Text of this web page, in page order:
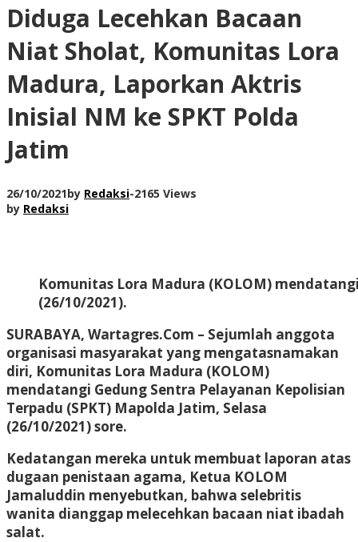
Diduga Lecehkan Bacaan
Niat Sholat, Komunitas Lora
Madura, Laporkan Aktris
Inisial NM ke SPKT Polda
Jatim
26/10/2021by Redaksi-2165 Views
by Redaksi
Komunitas Lora Madura (KOLOM)
(26/10/2021).
SURABAYA, Wartagres.Com – Sejumlah anggota
organisasi masyarakat yang mengatasnamakan
diri, Komunitas Lora Madura (KOLOM)
mendatangi Gedung Sentra Pelayanan Kepolisian
Terpadu (SPKT) Mapolda Jatim, Selasa
(26/10/2021) sore.
Kedatangan mereka untuk membuat laporan atas
dugaan penistaan agama, Ketua KOLOM
Jamaluddin menyebutkan, bahwa selebritis
wanita dianggap melecehkan bacaan niat ibadah
salat.